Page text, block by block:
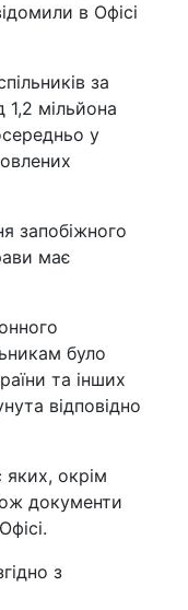
в Офісі
за
1,2 мільйона
у
запобіжного
має
було
та інших
відповідно
яких, окрім
документи
з